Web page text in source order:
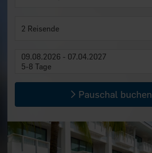
2 Reisende
09.08.2026 - 07.04.2027
5-8 Tage
Pauschal buchen